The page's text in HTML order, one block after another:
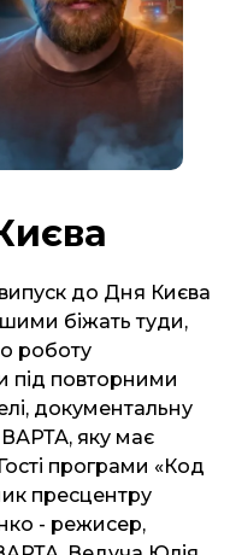
до Дня Києва
біжать туди,
роботу
під повторними
документальну
ВАРТА, яку має
програми «Код
пресцентру
- режисер,